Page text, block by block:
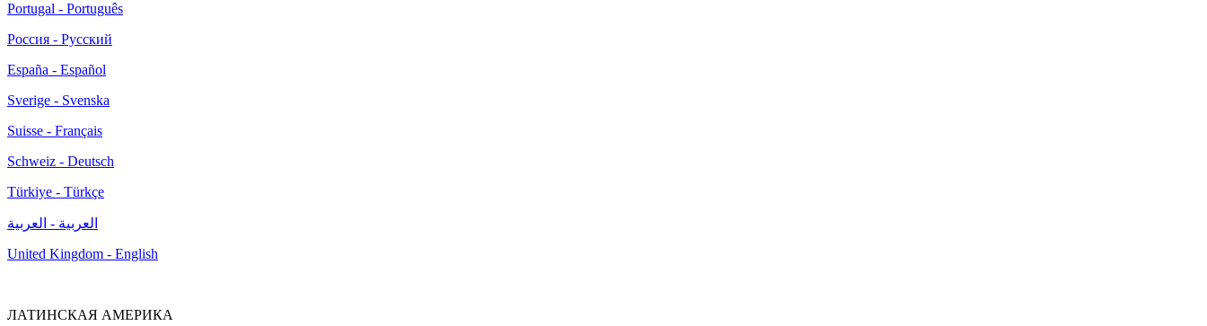
Portugal - Português
Россия - Русский
España - Español
Sverige - Svenska
Suisse - Français
Schweiz - Deutsch
Türkiye - Türkçe
العربية - العربية
United Kingdom - English
ЛАТИНСКАЯ АМЕРИКА